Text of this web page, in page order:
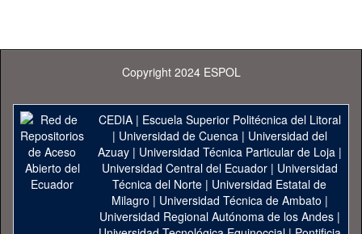
Copyright 2024 ESPOL
CEDIA| Escuela Superior Politécnica del Litoral
| Universidad de Cuenca| Universidad del
Azuay| Universidad Técnica Particular de Loja|
Universidad Central del Ecuador| Universidad
Técnica del Norte | Universidad Estatal de
Milagro | Universidad Técnica de Ambato |
Universidad Regional Autónoma de los Andes|